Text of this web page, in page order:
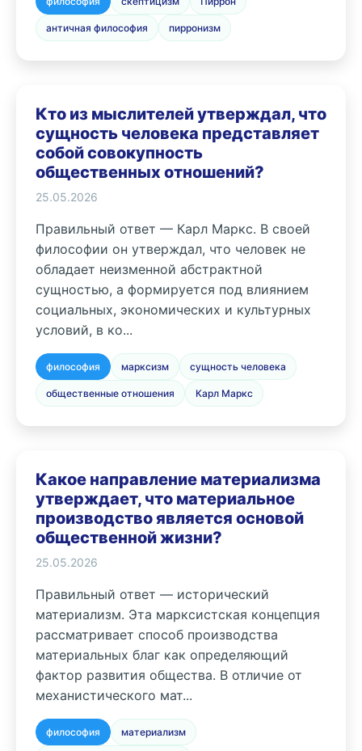
античная философия пирронизм
Кто из мыслителей утверждал, что
сущность человека представляет
собой совокупность
общественных отношений?
25.05.2026
Правильный ответ — Карл Маркс. В своей
философии он утверждал, что человек не
обладает неизменной абстрактной
сущностью, а формируется под влиянием
социальных, экономических и культурных
условий, в ко...
философия марксизм сущность человека
общественные отношения Карл Маркс
Какое направление материализма
утверждает, что материальное
производство является основой
общественной жизни?
25.05.2026
Правильный ответ — исторический
материализм. Эта марксистская концепция
рассматривает способ производства
материальных благ как определяющий
фактор развития общества. В отличие от
механистического мат...
философия материализм